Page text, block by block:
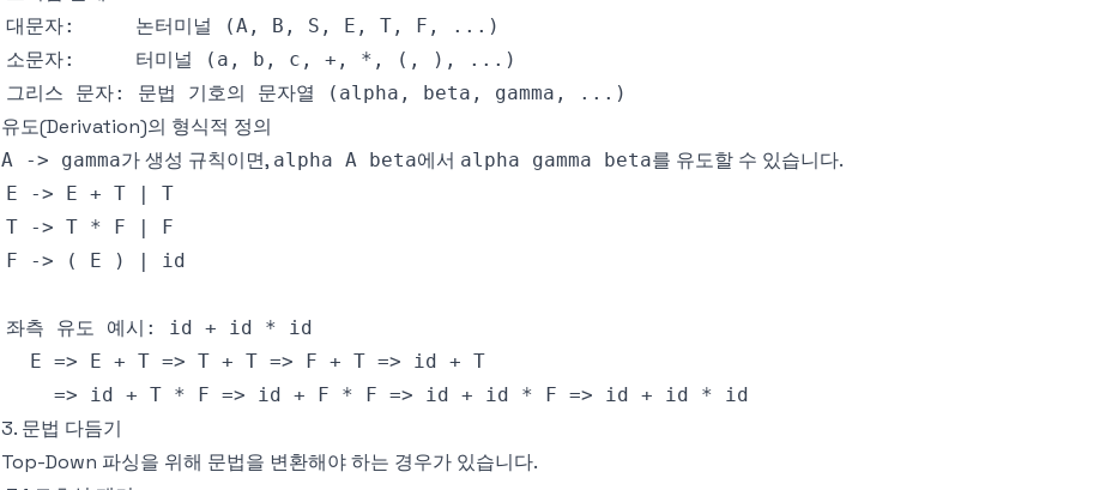
유도(Derivation)의 형식적 정의
A -> gamma가 생성 규칙이면, alpha A beta에서 alpha gamma beta를 유도할 수 있습니다.
3. 문법 다듬기
Top-Down 파싱을 위해 문법을 변환해야 하는 경우가 있습니다.